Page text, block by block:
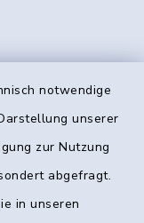
notwendige
unserer
zur Nutzung
abgefragt.
in unseren